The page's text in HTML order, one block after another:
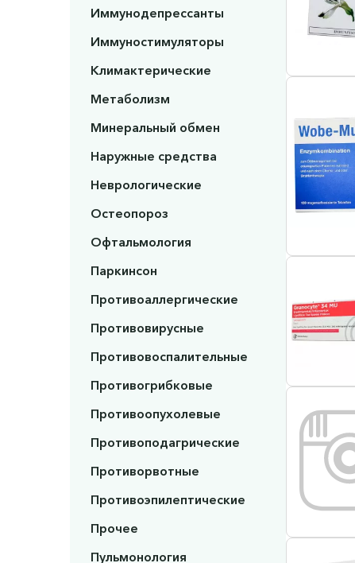
Иммунодепрессанты
Иммуностимуляторы
Климактерические
Метаболизм
Минеральный обмен
Наружные средства
Неврологические
Остеопороз
Офтальмология
Паркинсон
Противоаллергические
Противовирусные
Противовоспалительные
Противогрибковые
Противоопухолевые
Противоподагрические
Противорвотные
Противоэпилептические
Прочее
Пульмонология